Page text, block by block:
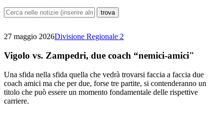
27 maggio 2026Divisione Regionale 2
Vigolo vs. Zampedri, due coach “nemici-amici"
Una sfida nella sfida quella che vedrà trovarsi faccia a faccia due
coach amici ma che per due, forse tre partite, si contenderanno un
titolo che può essere un momento fondamentale delle rispettive
carriere.